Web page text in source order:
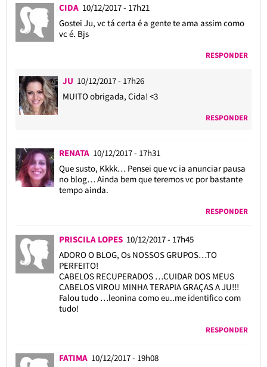
CIDA 10/12/2017 - 17h21
Gostei Ju, vc tá certa é a gente te ama assim como
vc é. Bjs
RESPONDER
JU 10/12/2017 - 17h26
MUITO obrigada, Cida! <3
RESPONDER
RENATA 10/12/2017 - 17h31
Que susto, Kkkk… Pensei que vc ia anunciar pausa
no blog… Ainda bem que teremos vc por bastante
tempo ainda.
RESPONDER
PRISCILA LOPES 10/12/2017 - 17h45
ADORO O BLOG, Os NOSSOS GRUPOS…TO
PERFEITO!
CABELOS RECUPERADOS …CUIDAR DOS MEUS
CABELOS VIROU MINHA TERAPIA GRAÇAS A JU!!!
Falou tudo …leonina como eu..me identifico com
tudo!
RESPONDER
FATIMA 10/12/2017 - 19h08